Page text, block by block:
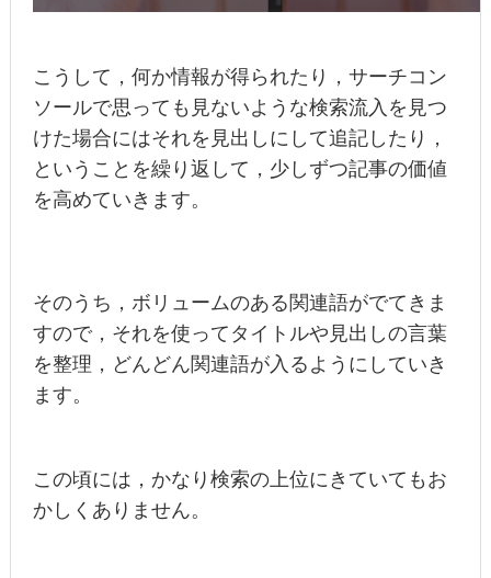
こうして，何か情報が得られたり，サーチコン
ソールで思っても見ないような検索流入を見つ
けた場合にはそれを見出しにして追記したり，
ということを繰り返して，少しずつ記事の価値
を高めていきます。
そのうち，ボリュームのある関連語がでてきま
すので，それを使ってタイトルや見出しの言葉
を整理，どんどん関連語が入るようにしていき
ます。
この頃には，かなり検索の上位にきていてもお
かしくありません。